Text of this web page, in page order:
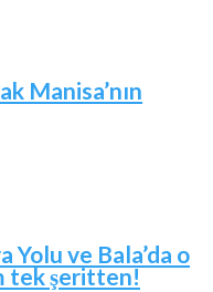
Manisa’nın
Yolu ve Bala’da o
tek şeritten!